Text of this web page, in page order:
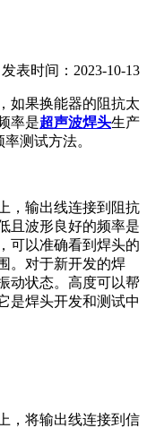
表时间：2023-10-13
如果换能器的阻抗太
率是超声波焊头生产
测试方法。
，输出线连接到阻抗
且波形良好的频率是
可以准确看到焊头的
。对于新开发的焊
动状态。高度可以帮
是焊头开发和测试中
，将输出线连接到信